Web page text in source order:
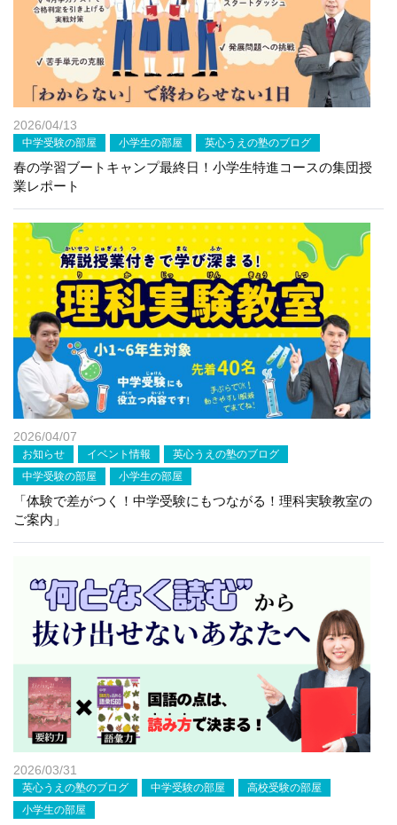
2026/04/13
中学受験の部屋 小学生の部屋 英心うえの塾のブログ
春の学習ブートキャンプ最終日！小学生特進コースの集団授
業レポート
2026/04/07
お知らせ イベント情報
英心うえの塾のブログ
中学受験の部屋
小学生の部屋
「体験で差がつく！中学受験にもつながる！理科実験教室の
ご案内」
2026/03/31
英心うえの塾のブログ 中学受験の部屋
高校受験の部屋
小学生の部屋